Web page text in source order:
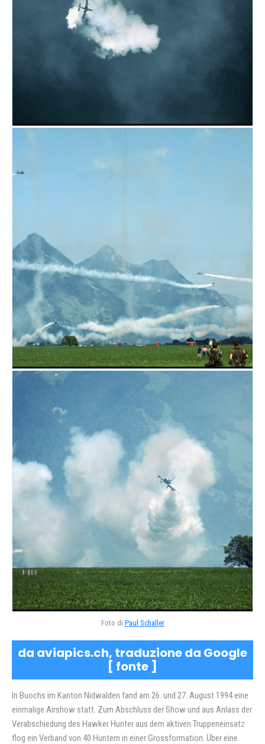
Foto di Paul Schaller
da aviapics.ch, traduzione da Google
[ fonte ]
In Buochs im Kanton Nidwalden fand am 26. und 27. August 1994 eine
einmalige Airshow statt. Zum Abschluss der Show und aus Anlass der
Verabschiedung des Hawker Hunter aus dem aktiven Truppeneinsatz
flog ein Verband von 40 Huntern in einer Grossformation. Über eine